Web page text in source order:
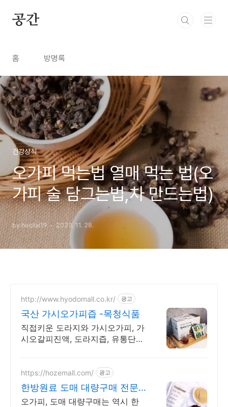
공간
홈 방명록
건강상식
오가피 먹는법 열매 먹는 법(오
가피 술 담그는법,차 만드는법)
by heotai19 2023. 11. 28.
http://www.hyodomall.co.kr/ 광고
국산 가시오가피즙 -목청식품
직접키운 도라지와 가시오가피, 가
시오갈피진액, 도라지즙, 유통단계
https://hozemall.com/ 광고
한방원료 도매 대량구매 전문
대량으로만 구매 가능
오가피, 도매 대량구매는 역시 한